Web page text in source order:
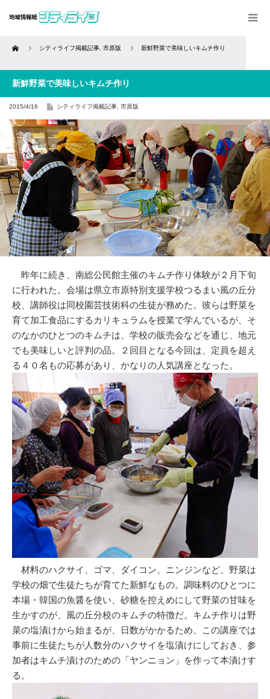
Home シティライフ掲載記事 市原版 新鮮野菜で美味しいキムチ作り
新鮮野菜で美味しいキムチ作り
2015/4/16 シティライフ掲載記事 市原版
昨年に続き、南総公民館主催のキムチ作り体験が２月下旬
に行われた。会場は県立市原特別支援学校つるまい風の丘分
校、講師役は同校園芸技術科の生徒が務めた。彼らは野菜を
育て加工食品にするカリキュラムを授業で学んでいるが、そ
のなかのひとつのキムチは、学校の販売会などを通じ、地元
でも美味しいと評判の品。２回目となる今回は、定員を超え
る４０名もの応募があり、かなりの人気講座となった。
材料のハクサイ、ゴマ、ダイコン、ニンジンなど、野菜は
学校の畑で生徒たちが育てた新鮮なもの。調味料のひとつに
本場・韓国の魚醤を使い、砂糖を控えめにして野菜の甘味を
生かすのが、風の丘分校のキムチの特徴だ。キムチ作りは野
菜の塩漬けから始まるが、日数がかかるため、この講座では
事前に生徒たちが人数分のハクサイを塩漬けにしておき、参
加者はキムチ漬けのための「ヤンニョン」を作って本漬けす
る。